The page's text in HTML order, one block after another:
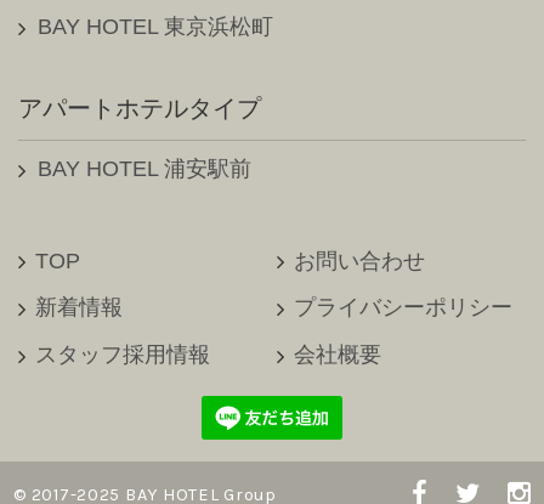
BAY HOTEL 東京浜松町
アパートホテルタイプ
BAY HOTEL 浦安駅前
TOP
お問い合わせ
新着情報
プライバシーポリシー
スタッフ採用情報
会社概要
© 2017-2025 BAY HOTEL Group